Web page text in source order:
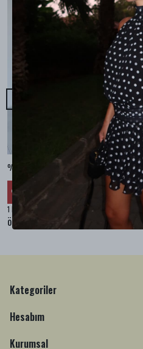
%100 KETEN CEPLİ ŞALVAR PANTOLON - Bej
% ₺ 1,609.99
1 Renk 4 Beden
örnek
Kategoriler
Hesabım
Kurumsal